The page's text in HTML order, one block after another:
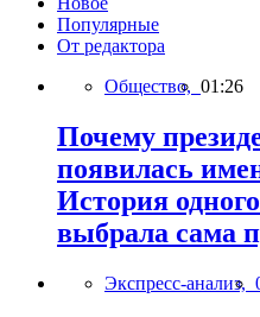
Популярные
От редактора
Общество, 01:26
Почему
появилась
История
выбрала сама
Экспресс-анализ,